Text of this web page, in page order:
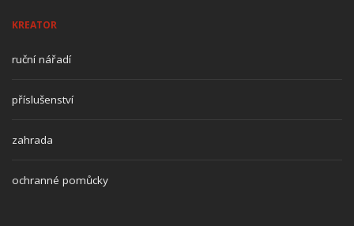
KREATOR
ruční nářadí
příslušenství
zahrada
ochranné pomůcky